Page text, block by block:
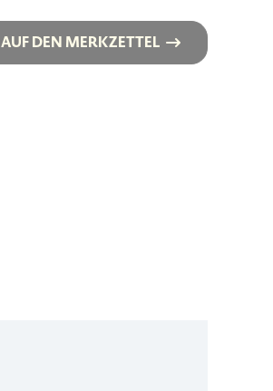
AUF DEN MERKZETTEL
AUF DEN MERKZETTEL